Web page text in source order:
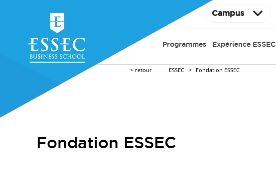
Campus
Programmes Expérience ESSEC
retour ESSEC Fondation ESSEC
Fondation ESSEC